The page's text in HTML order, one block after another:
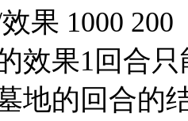
果 1000 200
效果1回合
地的回合的